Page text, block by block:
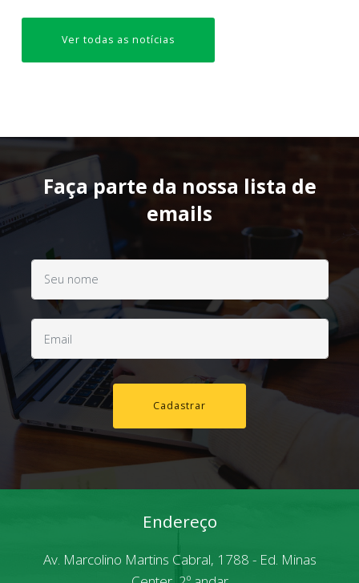
Ver todas as notícias
Faça parte da nossa lista de
emails
Cadastrar
Endereço
Av. Marcolino Martins Cabral, 1788 - Ed. Minas